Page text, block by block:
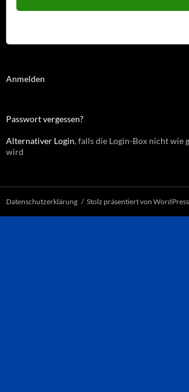
Anmelden
Passwort vergessen?
Alternativer Login, falls die Login-Box nicht wie
wird
Datenschutzerklärung Stolz präsentiert von WordPress